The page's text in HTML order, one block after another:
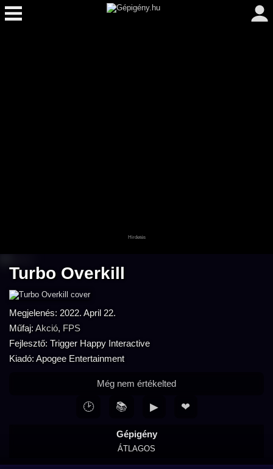
Turbo Overkill
Megjelenés: 2022. April 22.
Műfaj: Akció, FPS
Fejlesztő: Trigger Happy Interactive
Kiadó: Apogee Entertainment
Gépigény
ÁTLAGOS
Még nem értékelted
🕑 📚 ▶ ❤